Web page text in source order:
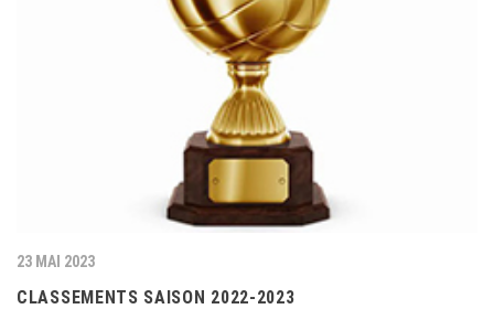
23 MAI 2023
CLASSEMENTS SAISON 2022-2023